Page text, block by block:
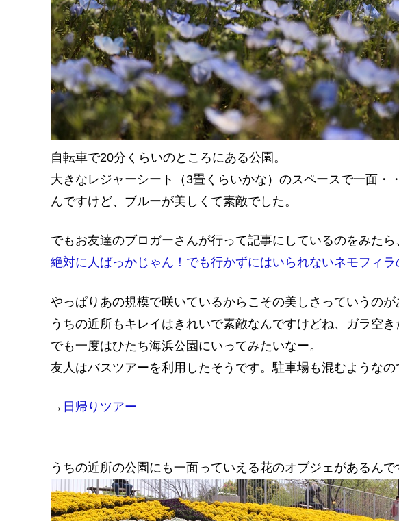
自転車で20分くらいのところにある公園。
大きなレジャーシート（3畳くらいかな）のスペースで一面・
んですけど、ブルーが美しくて素敵でした。
でもお友達のブロガーさんが行って記事にしているのをみたら
絶対に人ばっかじゃん！でも行かずにはいられないネモフィ
やっぱりあの規模で咲いているからこその美しさっていうのが
うちの近所もキレイはきれいで素敵なんですけどね、ガラ空き
でも一度はひたち海浜公園にいってみたいなー。
友人はバスツアーを利用したそうです。駐車場も混むようなの
→ 日帰りツアー
うちの近所の公園にも一面っていえる花のオブジェがあるんで